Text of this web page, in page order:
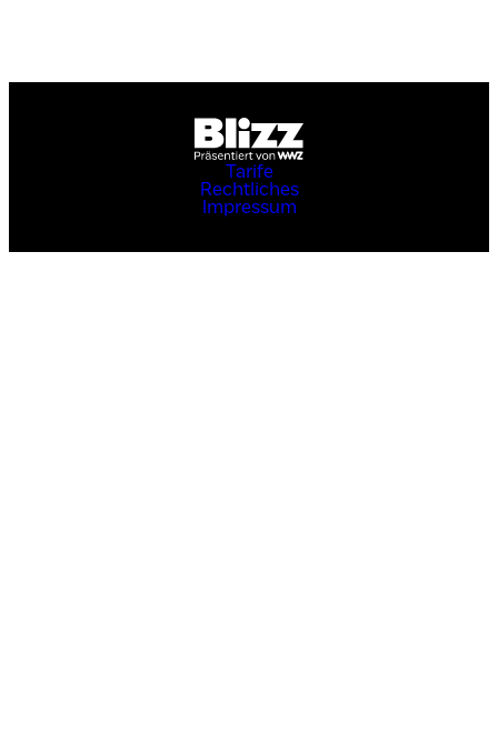
Tarife
Rechtliches
Impressum